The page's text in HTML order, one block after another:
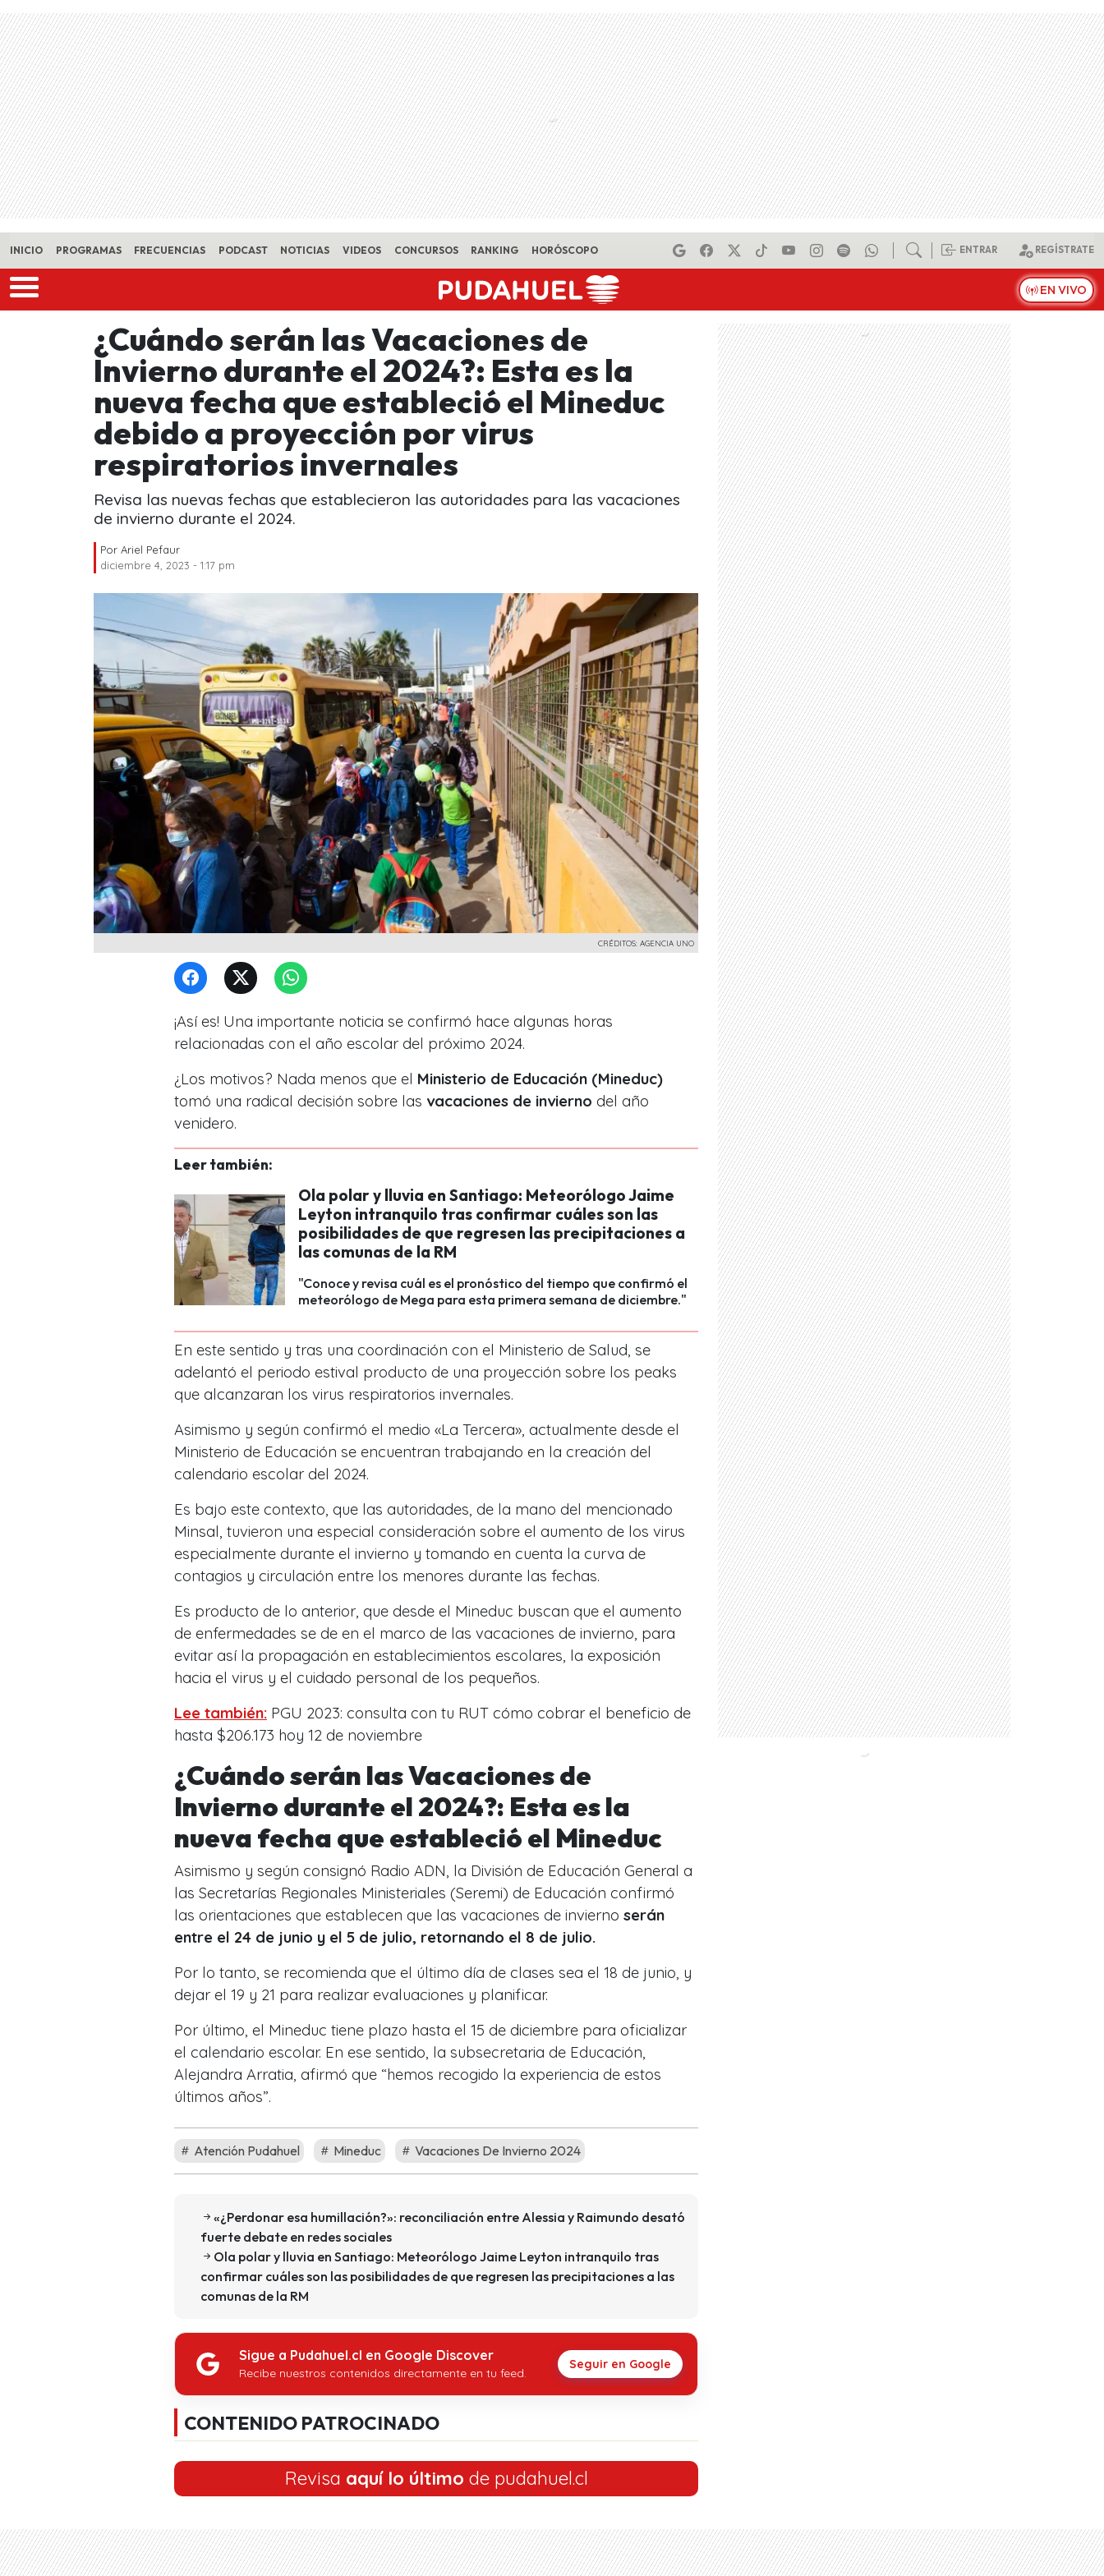
Skip to main content
INICIO PROGRAMAS FRECUENCIAS PODCAST NOTICIAS VIDEOS CONCURSOS RANKING HORÓSCOPO ENTRAR REGÍSTRATE
EN VIVO
¿Cuándo serán las Vacaciones de
Invierno durante el 2024?: Esta es la
nueva fecha que estableció el Mineduc
debido a proyección por virus
respiratorios invernales
Revisa las nuevas fechas que establecieron las autoridades para las vacaciones
de invierno durante el 2024.
Por Ariel Pefaur
diciembre 4, 2023 - 1:17 pm
CRÉDITOS: AGENCIA UNO
¡Así es! Una importante noticia se confirmó hace algunas horas
relacionadas con el año escolar del próximo 2024.
¿Los motivos? Nada menos que el Ministerio de Educación (Mineduc)
tomó una radical decisión sobre las vacaciones de invierno del año
venidero.
Leer también:
Ola polar y lluvia en Santiago: Meteorólogo Jaime
Leyton intranquilo tras confirmar cuáles son las
posibilidades de que regresen las precipitaciones a
las comunas de la RM
"Conoce y revisa cuál es el pronóstico del tiempo que confirmó el
meteorólogo de Mega para esta primera semana de diciembre."
En este sentido y tras una coordinación con el Ministerio de Salud, se
adelantó el periodo estival producto de una proyección sobre los peaks
que alcanzaran los virus respiratorios invernales.
Asimismo y según confirmó el medio «La Tercera», actualmente desde el
Ministerio de Educación se encuentran trabajando en la creación del
calendario escolar del 2024.
Es bajo este contexto, que las autoridades, de la mano del mencionado
Minsal, tuvieron una especial consideración sobre el aumento de los virus
especialmente durante el invierno y tomando en cuenta la curva de
contagios y circulación entre los menores durante las fechas.
Es producto de lo anterior, que desde el Mineduc buscan que el aumento
de enfermedades se de en el marco de las vacaciones de invierno, para
evitar así la propagación en establecimientos escolares, la exposición
hacia el virus y el cuidado personal de los pequeños.
Lee también: PGU 2023: consulta con tu RUT cómo cobrar el beneficio de
hasta $206.173 hoy 12 de noviembre
¿Cuándo serán las Vacaciones de
Invierno durante el 2024?: Esta es la
nueva fecha que estableció el Mineduc
Asimismo y según consignó Radio ADN, la División de Educación General a
las Secretarías Regionales Ministeriales (Seremi) de Educación confirmó
las orientaciones que establecen que las vacaciones de invierno serán
entre el 24 de junio y el 5 de julio, retornando el 8 de julio.
Por lo tanto, se recomienda que el último día de clases sea el 18 de junio, y
dejar el 19 y 21 para realizar evaluaciones y planificar.
Por último, el Mineduc tiene plazo hasta el 15 de diciembre para oficializar
el calendario escolar. En ese sentido, la subsecretaria de Educación,
Alejandra Arratia, afirmó que “hemos recogido la experiencia de estos
últimos años”.
Atención Pudahuel Mineduc Vacaciones De Invierno 2024
«¿Perdonar esa humillación?»: reconciliación entre Alessia y Raimundo desató
fuerte debate en redes sociales
Ola polar y lluvia en Santiago: Meteorólogo Jaime Leyton intranquilo tras
confirmar cuáles son las posibilidades de que regresen las precipitaciones a las
comunas de la RM
Sigue a Pudahuel.cl en Google Discover
Recibe nuestros contenidos directamente en tu feed.
Seguir en Google
CONTENIDO PATROCINADO
Revisa aquí lo último de pudahuel.cl